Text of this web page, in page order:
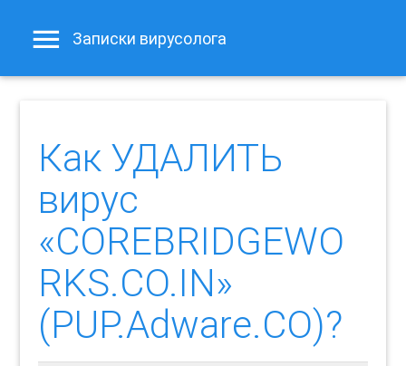
Записки вирусолога
Как УДАЛИТЬ
вирус
«COREBRIDGEWO
RKS.CO.IN»
(PUP.Adware.CO)?